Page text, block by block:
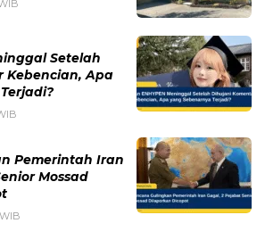
Mossad
Sebenarnya Dalang Demo 25
Ricuh: Bukan Intervensi Asing
Harian yang Efektif Turunkan Berat